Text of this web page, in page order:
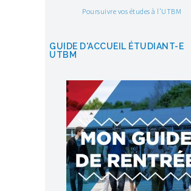
Poursuivre vos études à l’UTBM
GUIDE D'ACCUEIL ÉTUDIANT-E
UTBM